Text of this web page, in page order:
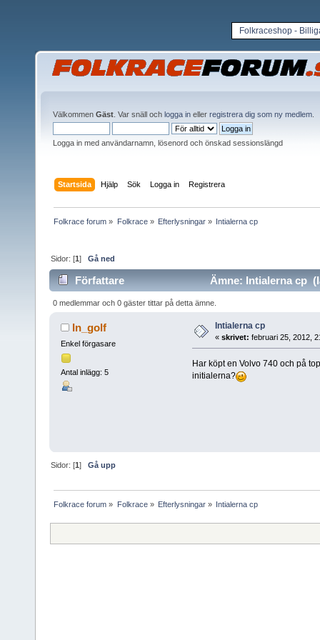
Folkraceshop -
Välkommen Gäst . Var snäll och logga in eller registrera dig som ny medlem
Logga in med användarnamn, lösenord och önskad sessionslängd
Startsida Hjälp Sök Logga in Registrera
Folkrace forum » Folkrace» Efterlysningar» Intialerna cp
Sidor: [1]Gå ned
Författare Ämne: Intialerna cp
0 medlemmar och 0 gäster tittar på detta ämne.
In_golf
Enkel förgasare
Antal inlägg: 5
Intialerna cp
« skrivet: februari 25, 2012,
Har köpt en Volvo 740 och på
initialerna?
Sidor: [1]Gå upp
Folkrace forum » Folkrace» Efterlysningar» Intialerna cp